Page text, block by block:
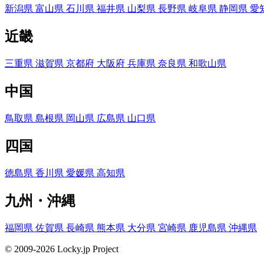
新潟県 富山県 石川県 福井県 山梨県 長野県 岐阜県 静岡県 愛
近畿
三重県 滋賀県 京都府 大阪府 兵庫県 奈良県 和歌山県
中国
鳥取県 島根県 岡山県 広島県 山口県
四国
徳島県 香川県 愛媛県 高知県
九州・沖縄
福岡県 佐賀県 長崎県 熊本県 大分県 宮崎県 鹿児島県 沖縄県
© 2009-2026 Locky.jp Project